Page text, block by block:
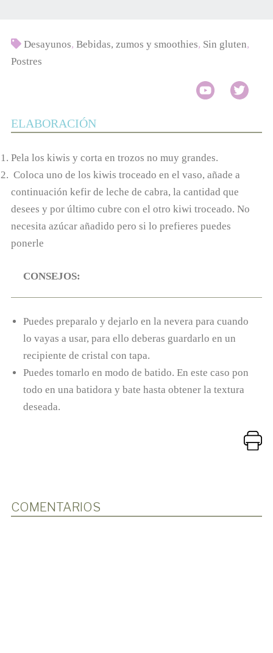
Desayunos, Bebidas, zumos y smoothies, Sin gluten,
Postres
ELABORACIÓN
Pela los kiwis y corta en trozos no muy grandes.
Coloca uno de los kiwis troceado en el vaso, añade a
continuación kefir de leche de cabra, la cantidad que
desees y por último cubre con el otro kiwi troceado. No
necesita azúcar añadido pero si lo prefieres puedes
ponerle
CONSEJOS:
Puedes preparalo y dejarlo en la nevera para cuando
lo vayas a usar, para ello deberas guardarlo en un
recipiente de cristal con tapa.
Puedes tomarlo en modo de batido. En este caso pon
todo en una batidora y bate hasta obtener la textura
deseada.
COMENTARIOS